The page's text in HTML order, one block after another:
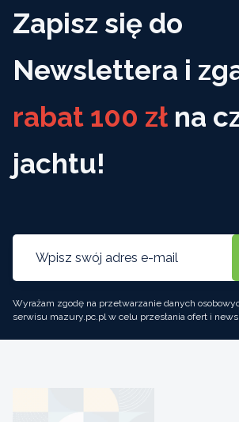
Zapisz się do
Newslettera i
rabat 100 zł na
jachtu!
Wyrażam zgodę na przetwarzanie danych
serwisu mazury.pc.pl w celu przesłania ofert i